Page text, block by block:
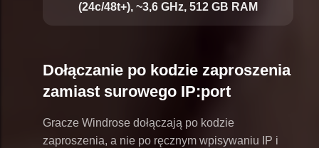
(24c/48t+), ~3,6 GHz, 512 GB RAM
Dołączanie po kodzie zaproszenia
zamiast surowego IP:port
Gracze Windrose dołączają po kodzie
zaproszenia, a nie po ręcznym wpisywaniu IP i